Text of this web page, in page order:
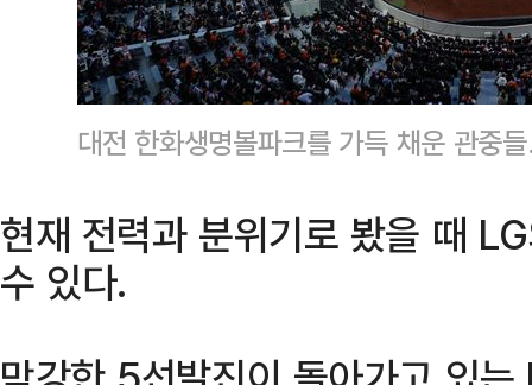
대전 한화생명볼파크를 가득 채운 관중
현재 전력과 분위기로 봤을 때
수 있다.